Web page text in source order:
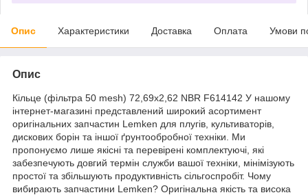
Опис Характеристики Доставка Оплата Умови
Опис
Кільце (фільтра 50 mesh) 72,69x2,62 NBR F614142 У нашому
інтернет-магазині представлений широкий асортимент
оригінальних запчастин Lemken для плугів, культиваторів,
дискових борін та іншої ґрунтообробної техніки. Ми
пропонуємо лише якісні та перевірені комплектуючі, які
забезпечують довгий термін служби вашої техніки, мінімізують
простої та збільшують продуктивність сільгоспробіт. Чому
вибирають запчастини Lemken? Оригінальна якість та висока